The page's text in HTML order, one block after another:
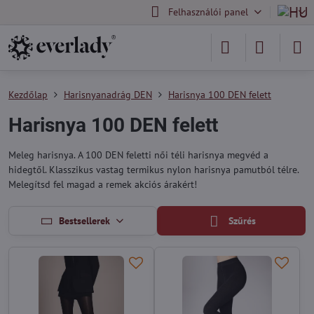
Felhasználói panel
Kezdőlap Harisnyanadrág DEN Harisnya 100 DEN felett
Harisnya 100 DEN felett
Meleg harisnya. A 100 DEN feletti női téli harisnya megvéd a
hidegtől. Klasszikus vastag termikus nylon harisnya pamutból télre.
Melegítsd fel magad a remek akciós árakért!
Bestsellerek Szűrés